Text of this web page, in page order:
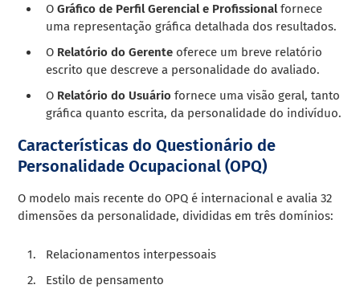
OGráfico de Perfil Gerencial e Profissionalfornece
uma representação gráfica detalhada dos resultados.
O Relatório do Gerente oferece um breve relatório
escrito que descreve a personalidade do avaliado.
O Relatório do Usuário fornece uma visão geral, tanto
gráfica quanto escrita, da personalidade do indivíduo.
Características do Questionário de
Personalidade Ocupacional (OPQ)
O modelo mais recente do OPQ é internacional e avalia 32
dimensões da personalidade, divididas em três domínios:
Relacionamentos interpessoais
Estilo de pensamento